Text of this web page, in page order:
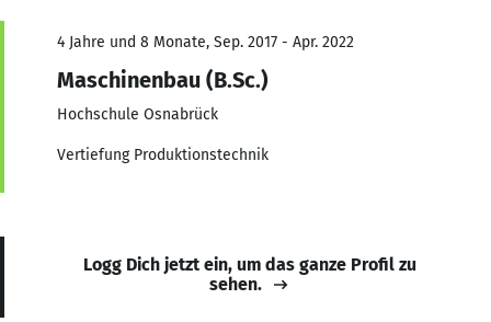
4 Jahre und 8 Monate, Sep. 2017 - Apr. 2022
Maschinenbau (B.Sc.)
Hochschule Osnabrück
Vertiefung Produktionstechnik
Logg Dich jetzt ein, um das ganze Profil zu
sehen.